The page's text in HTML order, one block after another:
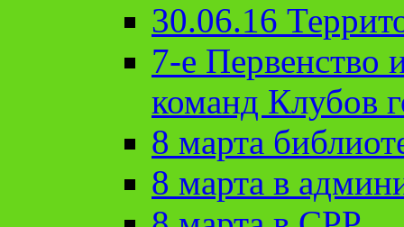
30.06.16
7-е Первенство
команд Клубов
8 марта
8 марта в